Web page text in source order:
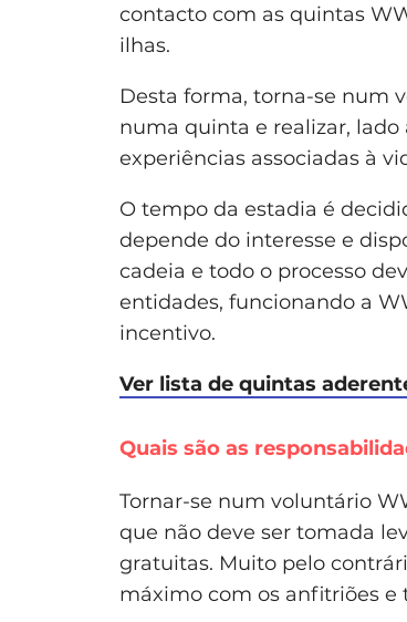
contacto com as quintas
ilhas.
Desta forma, torna-se num
numa quinta e realizar, lado
experiências associadas à
O tempo da estadia é
depende do interesse e
cadeia e todo o processo
entidades, funcionando a
incentivo.
Ver lista de quintas
Quais são as
Tornar-se num voluntário
que não deve ser tomada
gratuitas. Muito pelo
máximo com os anfitriões e